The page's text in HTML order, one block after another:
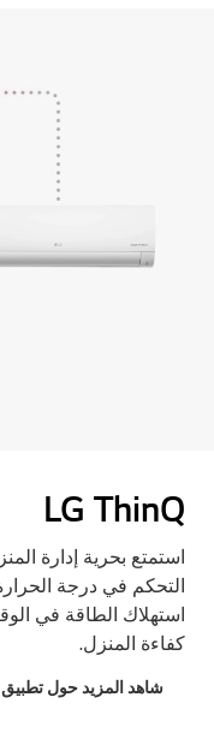
LG ThinQ
التحكم في درجة
استهلاك الطاقة في
كفاءة المنزل.
شاهد المزيد حول تطبيق LG THINQ